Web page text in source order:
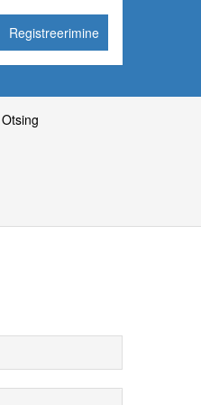
Registreerimine
Otsing